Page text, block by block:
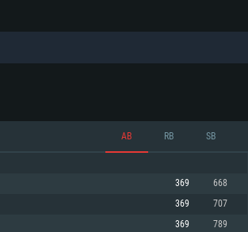
SYSTÈME REQUISE
AB RB SB
369 668
369 707
369 789